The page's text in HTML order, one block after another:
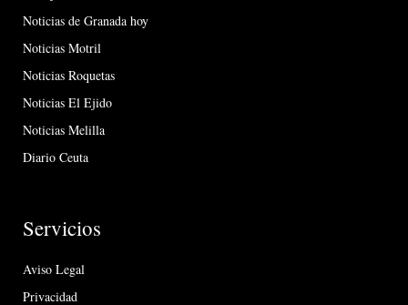
Noticias de Granada hoy
Noticias Motril
Noticias Roquetas
Noticias El Ejido
Noticias Melilla
Diario Ceuta
Servicios
Aviso Legal
Privacidad